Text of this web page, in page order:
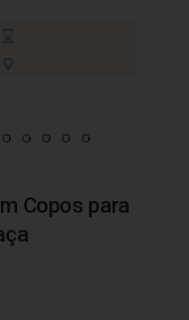
Copos para